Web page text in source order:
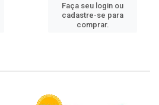
Faça seu login ou
cadastre-se para
comprar.